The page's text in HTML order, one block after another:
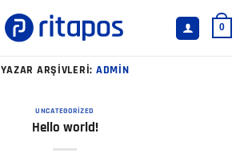
0
YAZAR ARŞIVLERI: ADMIN
UNCATEGORIZED
Hello world!